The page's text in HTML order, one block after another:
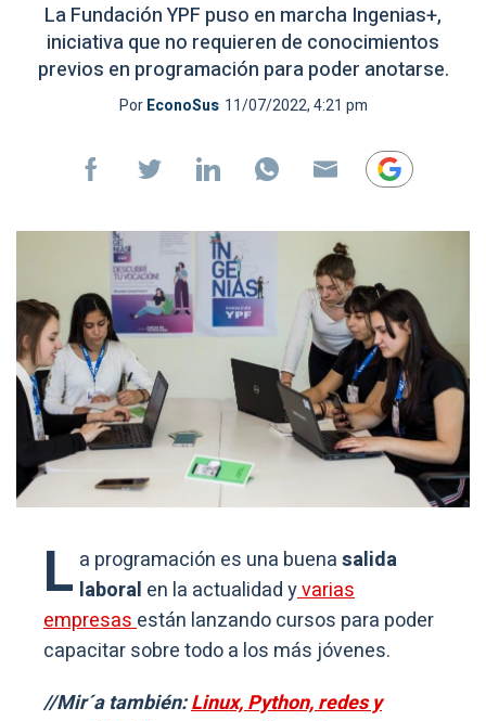
La Fundación YPF puso en marcha Ingenias+,
iniciativa que no requieren de conocimientos
previos en programación para poder anotarse.
PorEconoSus 11/07/2022, 4:21 pm
L a programación es una buenasalida
laboral en la actualidad yvarias
empresasestán lanzando cursos para poder
capacitar sobre todo a los más jóvenes.
//Mir´a también:Linux, Python, redes y